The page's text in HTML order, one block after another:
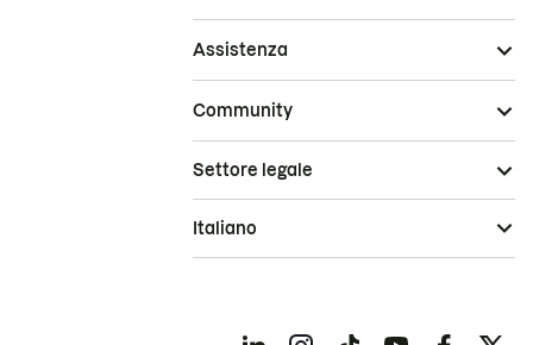
Assistenza
Community
Settore legale
Italiano